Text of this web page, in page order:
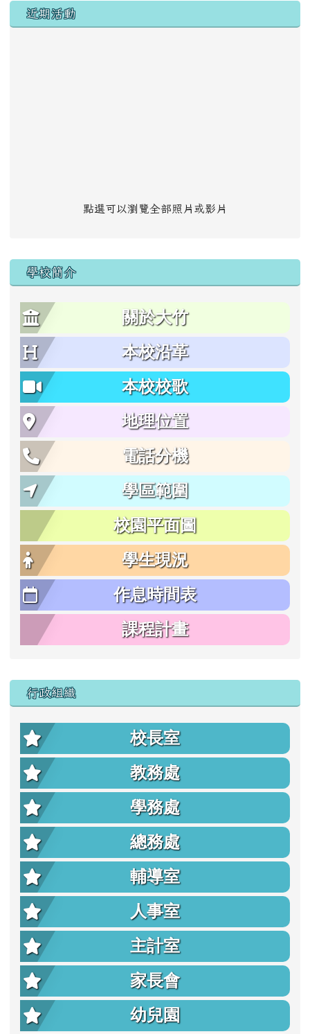
左邊區域內容
近期活動
點選可以瀏覽全部照片或影片
學校簡介
關於大竹
本校沿革
本校校歌
地理位置
電話分機
學區範圍
校園平面圖
學生現況
作息時間表
課程計畫
行政組織
校長室
教務處
學務處
總務處
輔導室
人事室
主計室
家長會
幼兒園